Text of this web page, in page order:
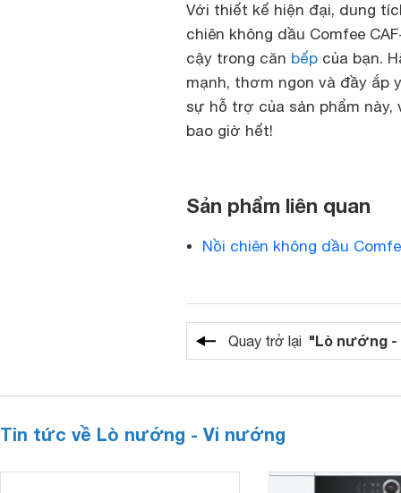
Với thiết kế hiện đại, dung
chiên không dầu Comfee
cậy trong căn bếp của bạn.
mạnh, thơm ngon và đầy ắp
sự hỗ trợ của sản phẩm
bao giờ hết!
Sản phẩm liên quan
Nồi chiên không dầu
Quay trở lại "Lò nướng
Tin tức về Lò nướng - Vỉ nướng